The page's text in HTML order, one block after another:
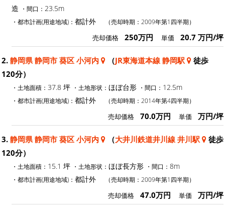
造
・間口： 23.5m
・都市計画(用途地域)： 都計外 （売却時期：2009年第1四半期）
売却価格 250万円 単価 20.7 万円/坪
2. 静岡県 静岡市 葵区 小河内 （JR東海道本線 静岡駅
徒歩
120分）
・土地面積： 37.8 坪 ・土地形状： ほぼ台形 ・間口： 12.5m
・都市計画(用途地域)： 都計外 （売却時期：2014年第4四半期）
売却価格 70.0万円 単価 万円/坪
3. 静岡県 静岡市 葵区 小河内 （大井川鉄道井川線 井川駅
徒歩
120分）
・土地面積： 15.1 坪 ・土地形状： ほぼ長方形 ・間口： 8m
・都市計画(用途地域)： 都計外 （売却時期：2009年第1四半期）
売却価格 47.0万円 単価 万円/坪